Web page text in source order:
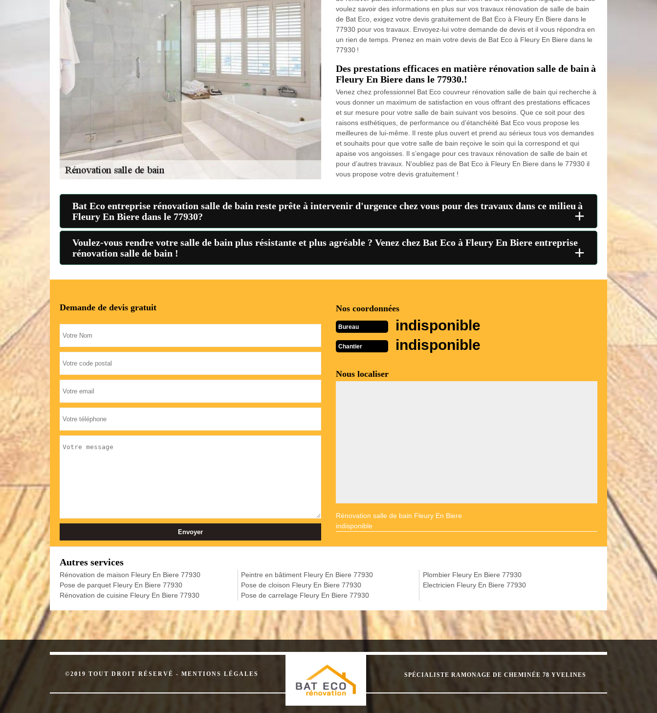
voulez savoir des informations en plus sur vos travaux rénovation de salle de bain
de Bat Eco, exigez votre devis gratuitement de Bat Eco à Fleury En Biere dans le
77930 pour vos travaux. Envoyez-lui votre demande de devis et il vous répondra en
un rien de temps. Prenez en main votre devis de Bat Eco à Fleury En Biere dans le
77930 !
Des prestations efficaces en matière rénovation salle de bain à
Fleury En Biere dans le 77930.!
Venez chez professionnel Bat Eco couvreur rénovation salle de bain qui recherche à
vous donner un maximum de satisfaction en vous offrant des prestations efficaces
et sur mesure pour votre salle de bain suivant vos besoins. Que ce soit pour des
raisons esthétiques, de performance ou d’étanchéité Bat Eco vous propose les
meilleures de lui-même. Il reste plus ouvert et prend au sérieux tous vos demandes
et souhaits pour que votre salle de bain reçoive le soin qui la correspond et qui
apaise vos angoisses. Il s’engage pour ces travaux rénovation de salle de bain et
pour d’autres travaux. N’oubliez pas de Bat Eco à Fleury En Biere dans le 77930 il
vous propose votre devis gratuitement !
Bat Eco entreprise rénovation salle de bain reste prête à intervenir d'urgence chez vous pour des travaux dans ce milieu à
Fleury En Biere dans le 77930?
+
Voulez-vous rendre votre salle de bain plus résistante et plus agréable ? Venez chez Bat Eco à Fleury En Biere entreprise
rénovation salle de bain !
+
Demande de devis gratuit Nos coordonnées
Bureau indisponible
Chantier indisponible
Nous localiser
Rénovation salle de bain Fleury En Biere
indisponible
Autres services
Rénovation de maison Fleury En Biere 77930
Pose de parquet Fleury En Biere 77930
Rénovation de cuisine Fleury En Biere 77930
Peintre en bâtiment Fleury En Biere 77930
Pose de cloison Fleury En Biere 77930
Pose de carrelage Fleury En Biere 77930
Plombier Fleury En Biere 77930
Electricien Fleury En Biere 77930
©2019 TOUT DROIT RÉSERVÉ - MENTIONS LÉGALES SPÉCIALISTE RAMONAGE DE CHEMINÉE 78 YVELINES